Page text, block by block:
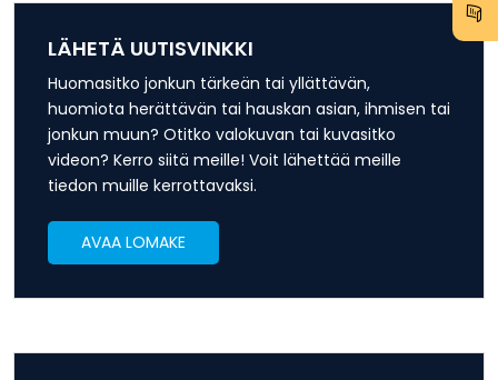
LÄHETÄ UUTISVINKKI
Huomasitko jonkun tärkeän tai yllättävän,
huomiota herättävän tai hauskan asian, ihmisen tai
jonkun muun? Otitko valokuvan tai kuvasitko
videon? Kerro siitä meille! Voit lähettää meille
tiedon muille kerrottavaksi.
AVAA LOMAKE